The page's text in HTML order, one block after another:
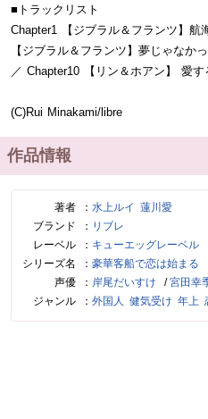
■トラックリスト
Chapter1 【ジブラル＆フランツ】
【ジブラル＆フランツ】夢じゃな
／ Chapter10 【リン＆ホアン】 愛
(C)Rui Minakami/libre
作品情報
著者 水上ルイ 蓮川愛
ブランド
リブレ
レーベル
キューエッグレーベル
シリーズ名
豪華客船で恋は始まる
声優
岸尾だいすけ 宮田幸
ジャンル
外国人 健気受け 年上